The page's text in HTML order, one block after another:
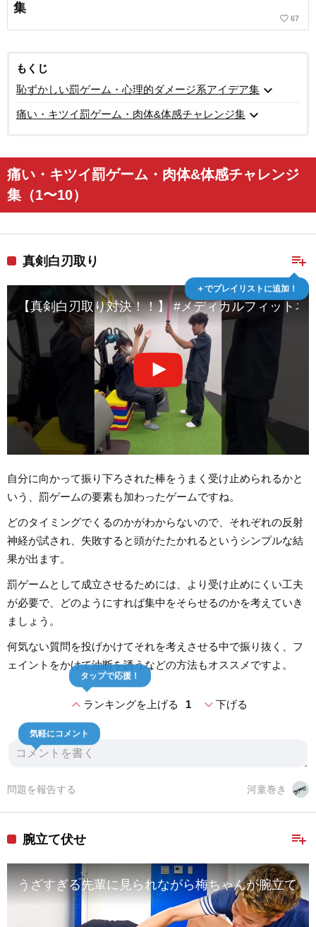
集
favorite_border 67
もくじ
恥ずかしい罰ゲーム・心理的ダメージ系アイデア集 expand_more
痛い・キツイ罰ゲーム・肉体&体感チャレンジ集 expand_more
痛い・キツイ罰ゲーム・肉体&体感チャレンジ
集（1〜10）
playlist_add
＋でプレイリストに追加！
真剣白刃取り
【真剣白刃取り対決！！】 #メディカルフィット
自分に向かって振り下ろされた棒をうまく受け止められるかと
いう、罰ゲームの要素も加わったゲームですね。
どのタイミングでくるのかがわからないので、それぞれの反射
神経が試され、失敗すると頭がたたかれるというシンプルな結
果が出ます。
罰ゲームとして成立させるためには、より受け止めにくい工夫
が必要で、どのようにすれば集中をそらせるのかを考えていき
ましょう。
何気ない質問を投げかけてそれを考えさせる中で振り抜く、フ
ェイントをかけて油断を誘うなどの方法もオススメですよ。
expand_lessランキングを上げる 1
タップで応援！
expand_more下げる
気軽にコメント
河童巻き
問題を報告する
playlist_add
腕立て伏せ
うざすぎる先輩に見られながら梅ちゃんが腕立て